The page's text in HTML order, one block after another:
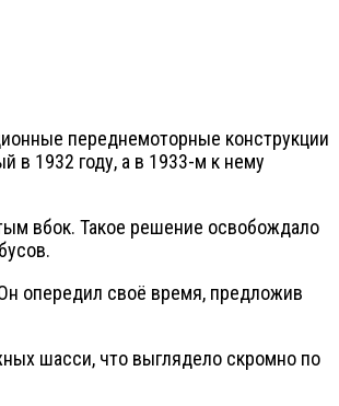
переднемоторные конструкции
в 1932 году, а в 1933-м к нему
вбок. Такое решение освобождало
опередил своё время, предложив
шасси, что выглядело скромно по